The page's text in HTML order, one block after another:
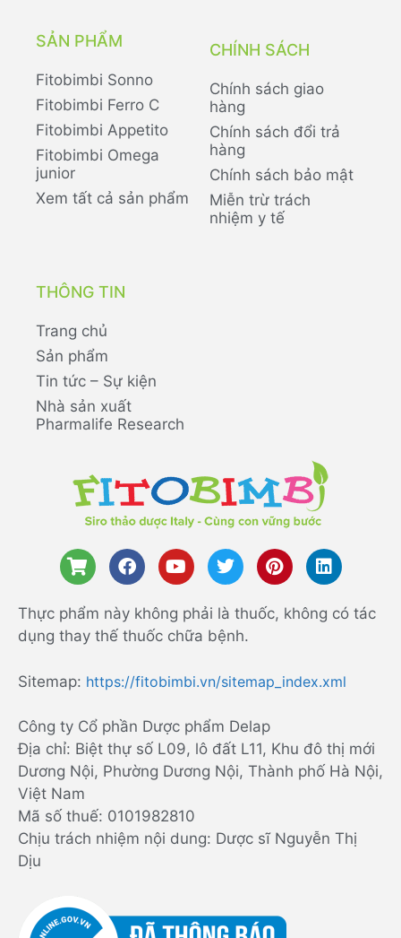
SẢN PHẨM
Fitobimbi Sonno
Fitobimbi Ferro C
Fitobimbi Appetito
Fitobimbi Omega
junior
Xem tất cả sản phẩm
CHÍNH SÁCH
Chính sách giao
hàng
Chính sách đổi trả
hàng
Chính sách bảo mật
Miễn trừ trách
nhiệm y tế
THÔNG TIN
Trang chủ
Sản phẩm
Tin tức – Sự kiện
Nhà sản xuất
Pharmalife Research
Thực phẩm này không phải là thuốc, không có tác
dụng thay thế thuốc chữa bệnh.
Sitemap: https://fitobimbi.vn/sitemap_index.xml
Công ty Cổ phần Dược phẩm Delap
Địa chỉ: Biệt thự số L09, lô đất L11, Khu đô thị mới
Dương Nội, Phường Dương Nội, Thành phố Hà Nội,
Việt Nam
Mã số thuế: 0101982810
Chịu trách nhiệm nội dung: Dược sĩ Nguyễn Thị
Dịu